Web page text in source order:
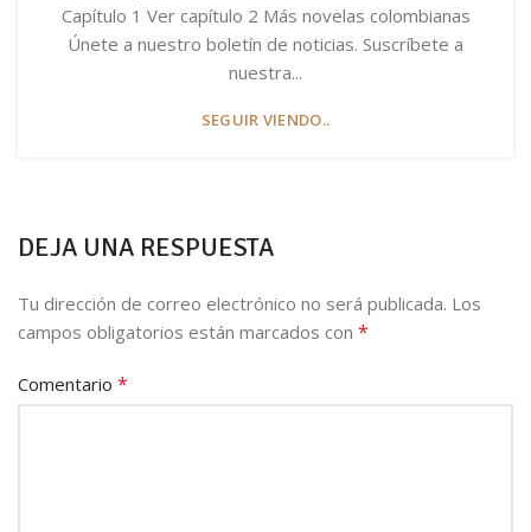
Capítulo 1 Ver capítulo 2 Más novelas colombianas
Únete a nuestro boletín de noticias. Suscríbete a
nuestra...
SEGUIR VIENDO..
DEJA UNA RESPUESTA
Tu dirección de correo electrónico no será publicada. Los
campos obligatorios están marcados con *
Comentario *